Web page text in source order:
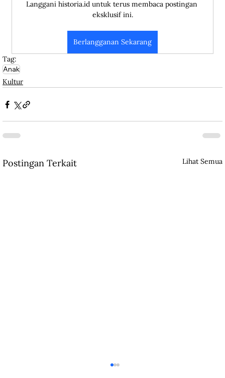
Langgani historia.id untuk terus membaca postingan
eksklusif ini.
Berlangganan Sekarang
Tag:
Anak
Kultur
Postingan Terkait Lihat Semua